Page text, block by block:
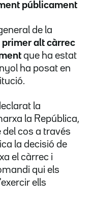
públicament
de la
primer alt càrrec
que ha estat
ha posat en
la
la República,
cos a través
la decisió de
el càrrec i
qui els
ells